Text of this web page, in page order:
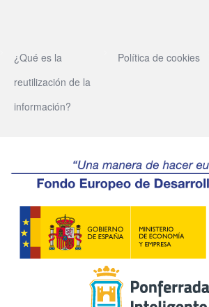
¿Qué es la
reutilización de la
información?
Política de cookies